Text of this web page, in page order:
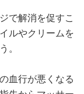
で解消を促すこ
ルやクリームを
。
血行が悪くなる